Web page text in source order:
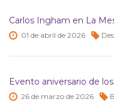
Carlos Ingham en La
01 de abril de 2026
Evento aniversario de
26 de marzo de 2026